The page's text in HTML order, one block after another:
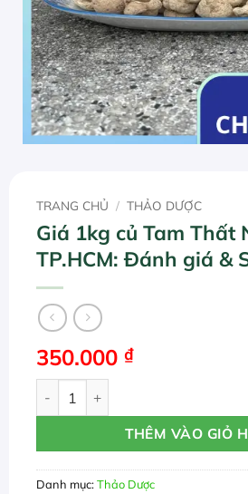
TRANG CHỦ / THẢO DƯỢC
Giá 1kg củ Tam Thất
TP.HCM: Đánh giá &
350.000 ₫
THÊM VÀO GIỎ
Danh mục:Thảo Dược